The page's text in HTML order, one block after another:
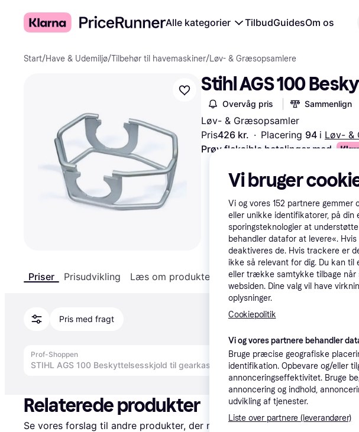
Alle kategorier TilbudGuidesOm os
Start/Have & Udemiljø/Tilbehør til havemaskiner/Løv- & Græsopsamlere
Stihl AGS 100
Overvåg pris Sammenlign
Løv- & Græsopsamler
Pris426 kr. · Placering 94 i Løv- &
Prøv fleksible betalinger med
Priser Prisudvikling Læs om produktet Specifikationer
Pris med fragt
Prof-Shoppen
STIHL AGS 100 Beskyttelsesskjold til gearkasse - passer til alle fræsere.
Relaterede produkter
Se vores forslag til andre produkter, der matcher dine interesser.
Vi bruger
Vi og vores 152 partnere gemmer
eller unikke identifikatorer, på din
sporingsteknologier at
behandler datafor at levere«.
deaktiveres de. Hvis trackere er
ikke så relevant for dig. Du kan
eller trække samtykke tilbage når
websiden. Dine valg vil have
oplysninger.
Cookiepolitik
Vi og vores partnere behandler
Bruge præcise geografiske
identifikation. Opbevare og/eller
annonceringseffektivitet. Bruge
annoncering og indhold,
udvikling af tjenester.
Liste over partnere (leverandører)